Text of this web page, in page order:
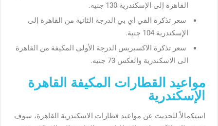
القاهرة إلى الإسكندرية 130 جنيه.
سعر تذكرة الفي اي بي الدرجة الثانية من القاهرة إلى
الإسكندرية 104 جنية.
سعر تذكرة الاكسبريس الدرجة الأولى المكيفة من القاهرة
الى الاسكندرية والعكس 73 جنيه.
مواعيد القطارات المكيفة القاهرة
الإسكندرية
استكمالاً للحديث عن مواعيد قطارات الاسكندرية القاهرة، سوف